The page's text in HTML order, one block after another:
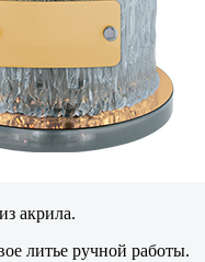
акрила.
литье ручной работы.